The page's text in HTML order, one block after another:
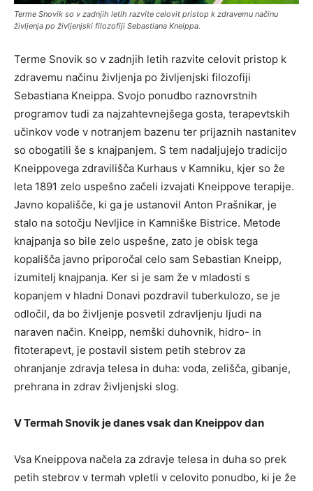
Terme Snovik so v zadnjih letih razvite celovit pristop k zdravemu načinu
življenja po življenjski filozofiji Sebastiana Kneippa.
Terme Snovik so v zadnjih letih razvite celovit pristop k
zdravemu načinu življenja po življenjski filozofiji
Sebastiana Kneippa. Svojo ponudbo raznovrstnih
programov tudi za najzahtevnejšega gosta, terapevtskih
učinkov vode v notranjem bazenu ter prijaznih nastanitev
so obogatili še s knajpanjem. S tem nadaljujejo tradicijo
Kneippovega zdravilišča Kurhaus v Kamniku, kjer so že
leta 1891 zelo uspešno začeli izvajati Kneippove terapije.
Javno kopališče, ki ga je ustanovil Anton Prašnikar, je
stalo na sotočju Nevljice in Kamniške Bistrice. Metode
knajpanja so bile zelo uspešne, zato je obisk tega
kopališča javno priporočal celo sam Sebastian Kneipp,
izumitelj knajpanja. Ker si je sam že v mladosti s
kopanjem v hladni Donavi pozdravil tuberkulozo, se je
odločil, da bo življenje posvetil zdravljenju ljudi na
naraven način. Kneipp, nemški duhovnik, hidro- in
fitoterapevt, je postavil sistem petih stebrov za
ohranjanje zdravja telesa in duha: voda, zelišča, gibanje,
prehrana in zdrav življenjski slog.
V Termah Snovik je danes vsak dan Kneippov dan
Vsa Kneippova načela za zdravje telesa in duha so prek
petih stebrov v termah vpletli v celovito ponudbo, ki je že